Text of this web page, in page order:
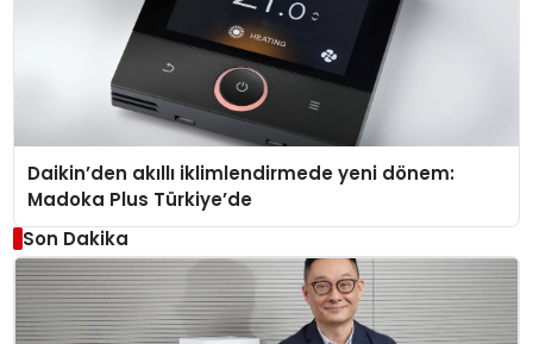
Daikin’den akıllı iklimlendirmede yeni dönem:
Madoka Plus Türkiye’de
Son Dakika